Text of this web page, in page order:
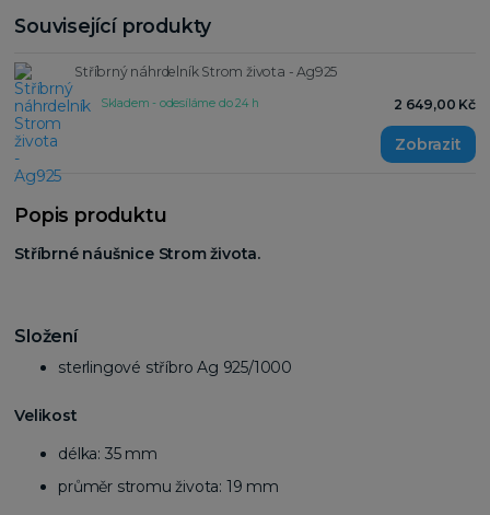
Související produkty
Stříbrný náhrdelník Strom života - Ag925
2 649,00 Kč
Skladem - odesíláme do 24 h
Popis produktu
Stříbrné náušnice Strom života.
Složení
sterlingové stříbro Ag 925/1000
Velikost
délka: 35 mm
průměr stromu života: 19 mm